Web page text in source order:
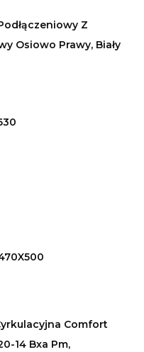
Z
Osiowo Prawy, Biały
Comfort
14 Bxa Pm,